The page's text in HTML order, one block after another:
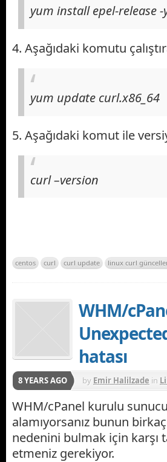
yum install epel-release -
4. Aşağıdaki komutu
yum update curl.x86_64
5. Aşağıdaki komut ile
curl –version
centos curl curl update linux curl
WHM/
hatası
8 YEARS AGO by Emir Halilzade in
WHM/cPanel kurulu
alamıyorsanız bunun
nedenini bulmak için
etmeniz gerekiyor.